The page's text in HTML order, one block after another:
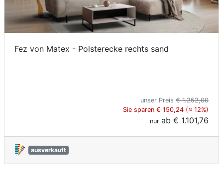
Fez von Matex - Polsterecke rechts sand
unser Preis € 1.252,00
Sie sparen € 150,24 (≈ 12%)
nur ab € 1.101,76
ausverkauft